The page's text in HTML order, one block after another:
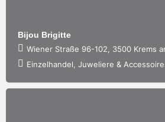
Bijou Brigitte
Wiener Straße 96-102, 3500 Krems
Einzelhandel, Juweliere &